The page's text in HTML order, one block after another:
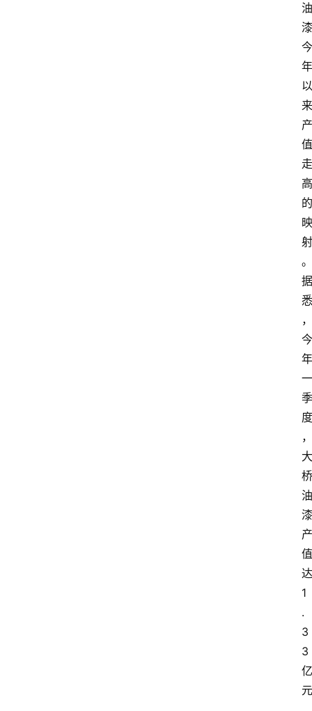
油
漆
今
年
以
来
产
值
走
高
的
映
射
。
据
悉
，
今
年
一
季
度
，
大
桥
油
漆
产
值
达
1
.
3
3
亿
元